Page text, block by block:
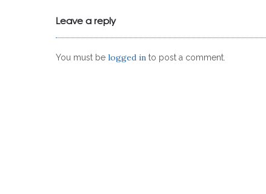
Leave a reply
You must be logged in to post a comment.